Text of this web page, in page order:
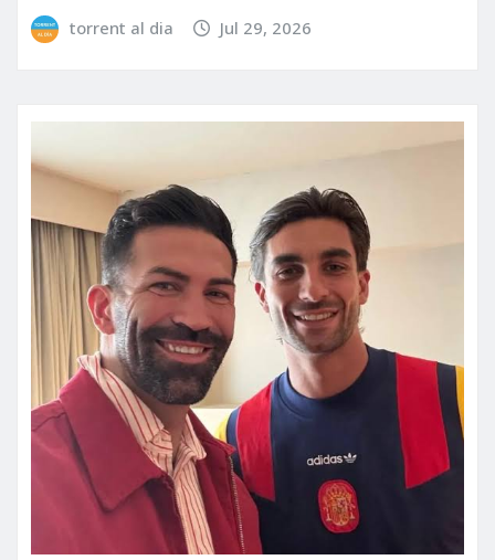
torrent al dia Jul 29, 2026